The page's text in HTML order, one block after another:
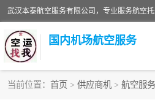
国内机场航空服务
当前位置： 首页 > 供应商机 > 航空服务